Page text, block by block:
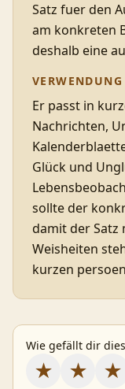
Satz fuer den
am konkreten
deshalb eine
VERWENDUNG
Er passt in
Nachrichten,
Glück und
sollte der
damit der Satz
Weisheiten
kurzen
Wie gefällt dir
★ ★ ★